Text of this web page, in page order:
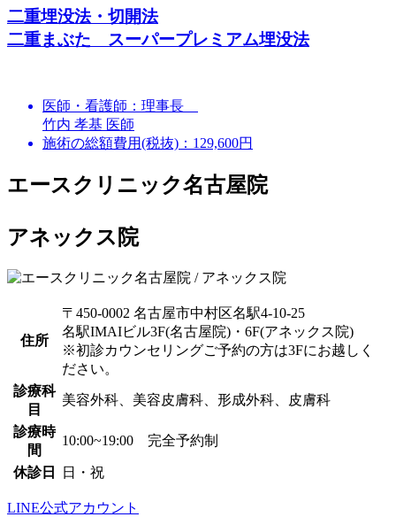
二重埋没法・切開法
二重まぶた スーパープレミアム埋没法
医師・看護師： 理事長
竹内 孝基 医師
施術の総額費用(税抜)： 129,600円
エースクリニック名古屋院
アネックス院
住所
〒450-0002 名古屋市中村区名駅4-10-25
名駅IMAIビル3F(名古屋院)・6F(アネックス院)
※初診カウンセリングご予約の方は3Fにお越しく
ださい。
診療科
目
美容外科、美容皮膚科、形成外科、皮膚科
診療時
間
10:00~19:00 完全予約制
休診日 日・祝
LINE公式アカウント